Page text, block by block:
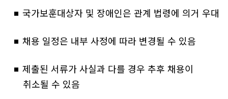
국가보훈대상자 및 장애인은 관계 법령에 의거 우대
채용 일정은 내부 사정에 따라 변경될 수 있음
제출된 서류가 사실과 다를 경우 추후 채용이
취소될 수 있음